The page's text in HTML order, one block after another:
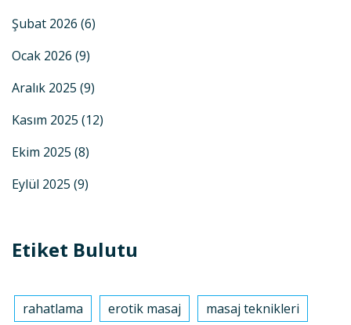
Şubat 2026 (6)
Ocak 2026 (9)
Aralık 2025 (9)
Kasım 2025 (12)
Ekim 2025 (8)
Eylül 2025 (9)
Etiket Bulutu
rahatlama erotik masaj
masaj teknikleri